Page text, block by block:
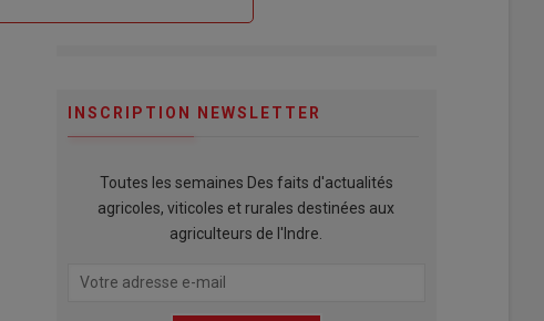
INSCRIPTION NEWSLETTER
Toutes les semaines Des faits d'actualités
agricoles, viticoles et rurales destinées aux
agriculteurs de l'Indre.